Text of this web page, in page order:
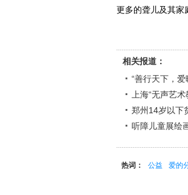
更多的聋儿及其家
相关报道：
“善行天下，
上海“无声艺
郑州14岁以下
听障儿童展绘
热词： 公益 爱的